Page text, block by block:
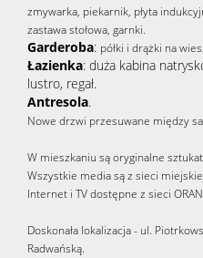
zmywarka, piekarnik, płyta
zastawa stołowa, garnki.
Garderoba: półki i drążki na
Łazienka: duża kabina
lustro, regał.
Antresola.
Nowe drzwi przesuwane między
W mieszkaniu są oryginalne
Wszystkie media są z sieci
Internet i TV dostępne z sieci
Doskonała lokalizacja - ul.
Radwańską.